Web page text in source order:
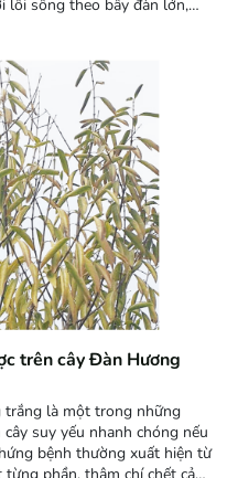
lối sống theo bầy đàn lớn,
trên cây Đàn Hương
trắng là một trong những
suy yếu nhanh chóng nếu
bệnh thường xuất hiện từ